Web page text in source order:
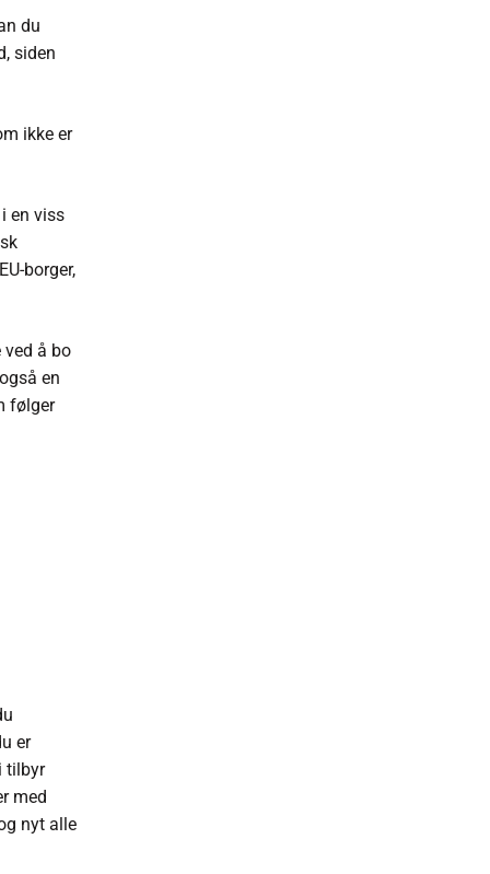
du
siden
ikke er
en viss
borger,
å bo
en
følger
er
tilbyr
med
nyt alle